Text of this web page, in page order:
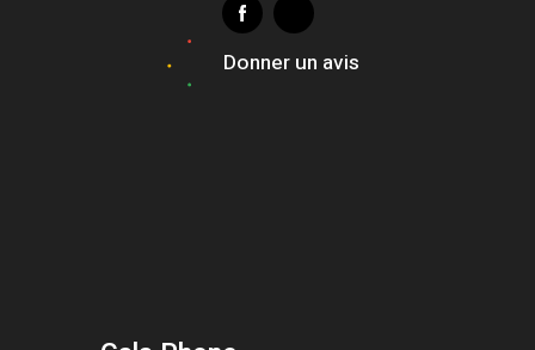
Donner un avis